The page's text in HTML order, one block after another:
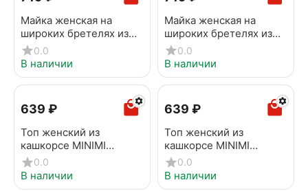
Майка женская на
широких бретелях из
кашкорсе MINIMI
1321_01CE lime
0.0
В наличии
Майка женская на
широких бретелях из
кашкорсе MINIMI
1321_01CE Blu Сhiaro
0.0
В наличии
‍639‍ ₽
Топ женский из
кашкорсе MINIMI
1141_02CE lampone
0.0
В наличии
‍639‍ ₽
Топ женский из
кашкорсе MINIMI
1141_02CE Grigio
0.0
В наличии